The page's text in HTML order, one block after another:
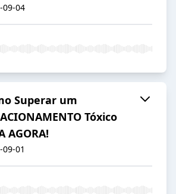
09-04
Superar um
Tóxico
AGORA!
01